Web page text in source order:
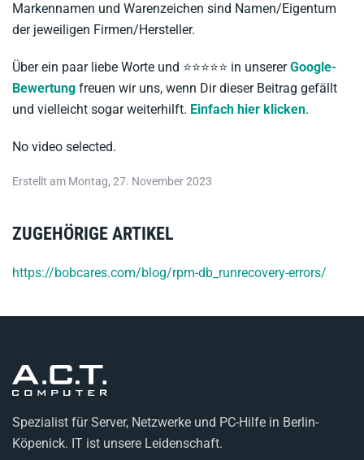
Markennamen und Warenzeichen sind Namen/Eigentum
der jeweiligen Firmen/Hersteller.
Über ein paar liebe Worte und ⭐️⭐️⭐️⭐️⭐️ in unsererGoogle-
Bewertung freuen wir uns, wenn Dir dieser Beitrag gefällt
und vielleicht sogar weiterhilft. Einfach hier klicken.
No video selected.
Erstellt am Montag, 27. November 2023
ZUGEHÖRIGE ARTIKEL
https://bobcares.com/blog/rpm-db_runrecovery-errors/
Spezialist für Server, Netzwerke und PC-Hilfe in Berlin-
Köpenick. IT ist unsere Leidenschaft.